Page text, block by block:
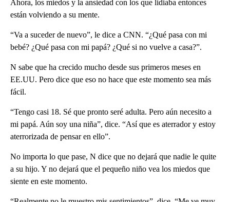
Ahora, los miedos y la ansiedad con los que lidiaba entonces
están volviendo a su mente.
“Va a suceder de nuevo”, le dice a CNN. “¿Qué pasa con mi
bebé? ¿Qué pasa con mi papá? ¿Qué si no vuelve a casa?”.
N sabe que ha crecido mucho desde sus primeros meses en
EE.UU. Pero dice que eso no hace que este momento sea más
fácil.
“Tengo casi 18. Sé que pronto seré adulta. Pero aún necesito a
mi papá. Aún soy una niña”, dice. “Así que es aterrador y estoy
aterrorizada de pensar en ello”.
No importa lo que pase, N dice que no dejará que nadie le quite
a su hijo. Y no dejará que el pequeño niño vea los miedos que
siente en este momento.